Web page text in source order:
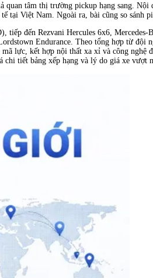
tâm thị trường pickup hạng sang.
Việt Nam. Ngoài ra, bài cũng so sánh
đến Rezvani Hercules 6x6,
Endurance. Theo tổng hợp từ
lực, kết hợp nội thất xa xỉ và công
tiết bảng xếp hạng và lý do giá xe vượt